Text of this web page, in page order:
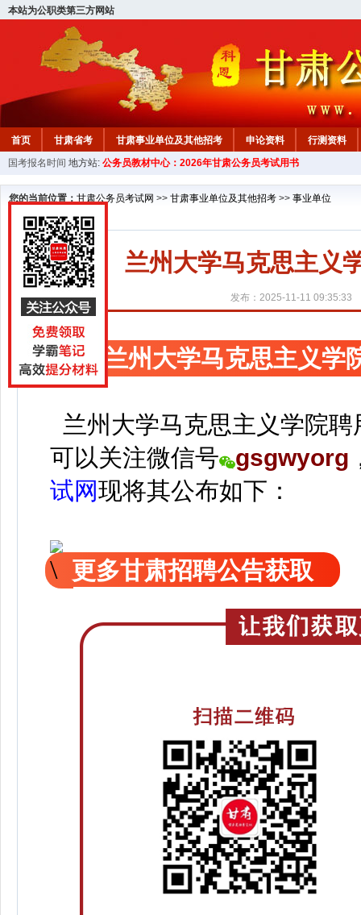
本站为公职类第三方网站
首页 甘肃省考 甘肃事业单位及其他招考 申论资料
行测资料
国考报名时间 地方站: 公务员教材中心：2026年甘肃公务员考试用书
您的当前位置： 甘肃公务员考试网 >> 甘肃事业单位及其他招考 >> 事业单位
兰州大学马克思主义
发布：2025-11-11 09:35:33
兰州大学马克思主义学
兰州大学马克思主义学院
可以关注微信号 gsgwyorg
试网现将其公布如下：
更多甘肃招聘公告获取